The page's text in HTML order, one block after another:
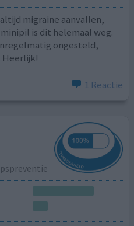
migraine aanvallen,
is dit helemaal weg.
ongesteld,
Heerlijk!
1 Reactie